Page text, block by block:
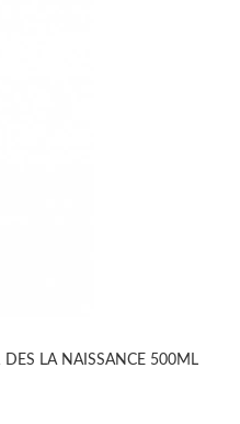
LA NAISSANCE 500ML